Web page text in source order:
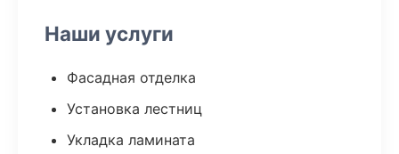
Наши услуги
Фасадная отделка
Установка лестниц
Укладка ламината